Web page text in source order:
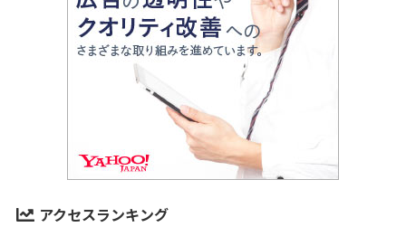
アクセスランキング